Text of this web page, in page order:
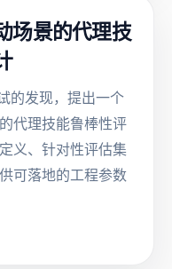
场景的代理技
的发现，提出一个
代理技能鲁棒性评
义、针对性评估集
可落地的工程参数